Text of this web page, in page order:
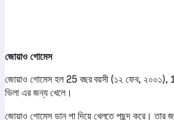
জোয়াও গোমেস
জোয়াও গোমেস হল 25 বছর বয়সী (১২ ফেব, ২০০১),
ভিলা এর জন্য খেলে।
জোয়াও গোমেস ডান পা দিয়ে খেলতে পছন্দ করে। তার